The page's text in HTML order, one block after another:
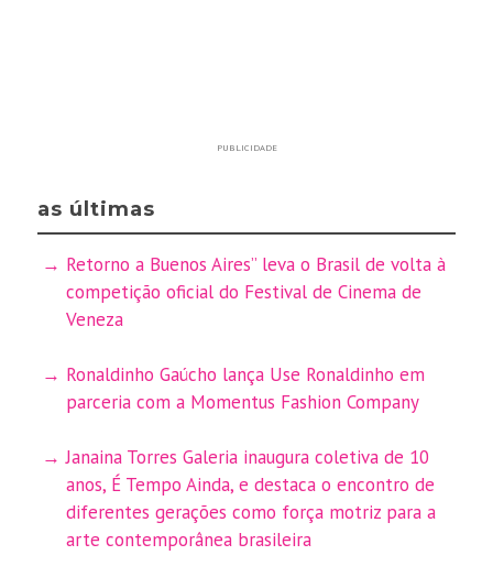
PUBLICIDADE
as últimas
Retorno a Buenos Aires” leva o Brasil de volta à
competição oficial do Festival de Cinema de
Veneza
Ronaldinho Gaúcho lança Use Ronaldinho em
parceria com a Momentus Fashion Company
Janaina Torres Galeria inaugura coletiva de 10
anos, É Tempo Ainda, e destaca o encontro de
diferentes gerações como força motriz para a
arte contemporânea brasileira